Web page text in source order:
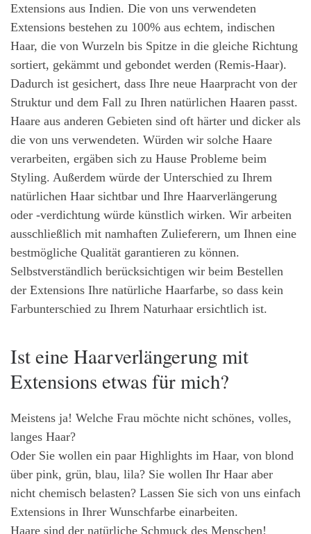
Extensions aus Indien. Die von uns verwendeten
Extensions bestehen zu 100% aus echtem, indischen
Haar, die von Wurzeln bis Spitze in die gleiche Richtung
sortiert, gekämmt und gebondet werden (Remis-Haar).
Dadurch ist gesichert, dass Ihre neue Haarpracht von der
Struktur und dem Fall zu Ihren natürlichen Haaren passt.
Haare aus anderen Gebieten sind oft härter und dicker als
die von uns verwendeten. Würden wir solche Haare
verarbeiten, ergäben sich zu Hause Probleme beim
Styling. Außerdem würde der Unterschied zu Ihrem
natürlichen Haar sichtbar und Ihre Haarverlängerung
oder -verdichtung würde künstlich wirken. Wir arbeiten
ausschließlich mit namhaften Zulieferern, um Ihnen eine
bestmögliche Qualität garantieren zu können.
Selbstverständlich berücksichtigen wir beim Bestellen
der Extensions Ihre natürliche Haarfarbe, so dass kein
Farbunterschied zu Ihrem Naturhaar ersichtlich ist.
Ist eine Haarverlängerung mit
Extensions etwas für mich?
Meistens ja! Welche Frau möchte nicht schönes, volles,
langes Haar?
Oder Sie wollen ein paar Highlights im Haar, von blond
über pink, grün, blau, lila? Sie wollen Ihr Haar aber
nicht chemisch belasten? Lassen Sie sich von uns einfach
Extensions in Ihrer Wunschfarbe einarbeiten.
Haare sind der natürliche Schmuck des Menschen!